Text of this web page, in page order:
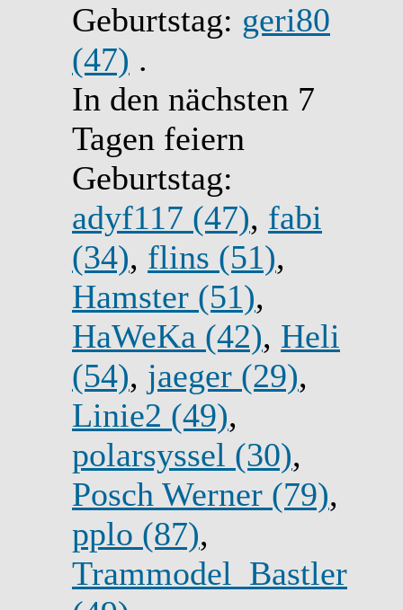
Geburtstag: geri80
(47) .
In den nächsten 7
Tagen feiern
Geburtstag:
adyf117 (47), fabi
(34), flins (51),
Hamster (51),
HaWeKa (42), Heli
(54), jaeger (29),
Linie2 (49),
polarsyssel (30),
Posch Werner (79),
pplo (87),
Trammodel_Bastler